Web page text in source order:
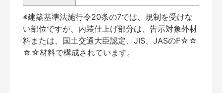
※建築基準法施行令20条の7では、規制を受けな
い部位ですが、内装仕上げ部分は、告示対象外材
料または、国土交通大臣認定、JIS、JASのF☆☆
☆☆材料で構成されています。